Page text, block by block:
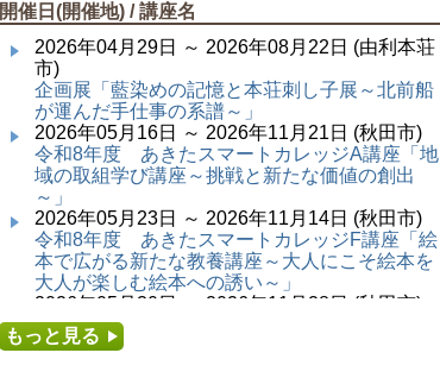
開催日(開催地) / 講座名
2026年04月29日 ～ 2026年08月22日 (由利本荘
市)
企画展「藍染めの記憶と本荘刺し子展～北前船
が運んだ手仕事の系譜～」
2026年05月16日 ～ 2026年11月21日 (秋田市)
令和8年度 あきたスマートカレッジA講座「地
域の取組学び講座～挑戦と新たな価値の創出
～」
2026年05月23日 ～ 2026年11月14日 (秋田市)
令和8年度 あきたスマートカレッジF講座「絵
本で広がる新たな教養講座～大人にこそ絵本を
大人が楽しむ絵本への誘い～」
2026年05月30日 ～ 2026年11月28日 (秋田市)
令和8年度 あきたスマートカレッジC講座「障
害者の生涯学習講座～みんなで学ぼう、みんな
もっと見る